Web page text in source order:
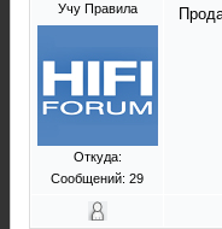
Учу Правила
Откуда:
Сообщений: 29